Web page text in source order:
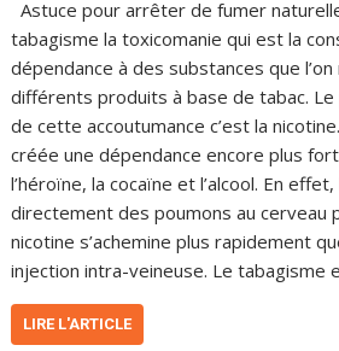
Astuce pour arrêter de fumer
tabagisme la toxicomanie qui est la
dépendance à des substances que
différents produits à base de tabac.
de cette accoutumance c’est la
créée une dépendance encore plus
l’héroïne, la cocaïne et l’alcool. En
directement des poumons au cerveau
nicotine s’achemine plus rapidement
injection intra-veineuse. Le tabagisme
LIRE L'ARTICLE